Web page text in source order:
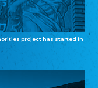
project has started in